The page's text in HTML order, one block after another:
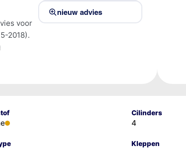
voor
2018).
nieuw advies
Cilinders
4
Kleppen